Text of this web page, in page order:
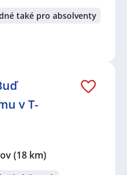
také pro absolventy
v T-
(18 km)